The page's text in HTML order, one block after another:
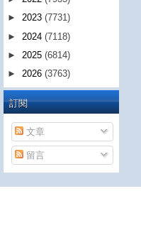
► 2023 (7731)
► 2024 (7118)
► 2025 (6814)
► 2026 (3763)
訂閱
文章
留言